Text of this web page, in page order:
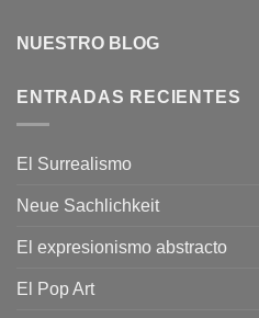
NUESTRO BLOG
ENTRADAS RECIENTES
El Surrealismo
Neue Sachlichkeit
El expresionismo abstracto
El Pop Art